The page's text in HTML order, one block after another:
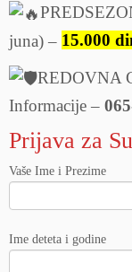
juna) – 15.000
REDOVNA
Informacije –
Prijava za
Vaše Ime i Prezime
Ime deteta i godine